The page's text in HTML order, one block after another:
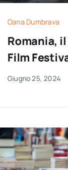
Oana Dumbrava
Romania,
Film
Giugno 25, 2024